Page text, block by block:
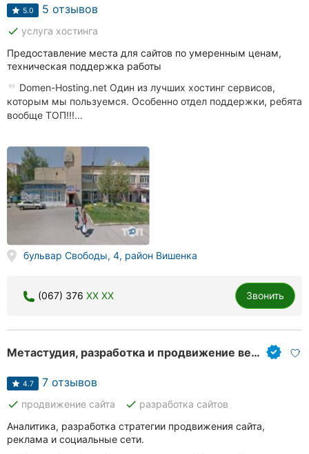
5.0 5 отзывов
done услуга хостинга
Предоставление места для сайтов по умеренным ценам,
техническая поддержка работы
Domen-Hosting.net Один из лучших хостинг сервисов,
которым мы пользуемся. Особенно отдел поддержки, ребята
вообще ТОП!!!...
бульвар Свободы, 4, район Вишенка
(067) 376 XX XX Звонить
Метастудия, разработка и продвижение веб-сайтов
4.7 7 отзывов
done продвижение сайта done разработка сайтов
Аналитика, разработка стратегии продвижения сайта,
реклама и социальные сети.